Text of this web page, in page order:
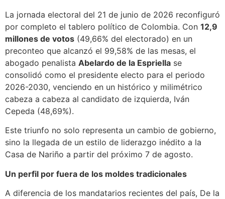
La jornada electoral del 21 de junio de 2026 reconfiguró
por completo el tablero político de Colombia. Con 12,9
millones de votos (49,66% del electorado) en un
preconteo que alcanzó el 99,58% de las mesas, el
abogado penalista Abelardo de la Espriella se
consolidó como el presidente electo para el periodo
2026-2030, venciendo en un histórico y milimétrico
cabeza a cabeza al candidato de izquierda, Iván
Cepeda (48,69%).
Este triunfo no solo representa un cambio de gobierno,
sino la llegada de un estilo de liderazgo inédito a la
Casa de Nariño a partir del próximo 7 de agosto.
Un perfil por fuera de los moldes tradicionales
A diferencia de los mandatarios recientes del país, De la